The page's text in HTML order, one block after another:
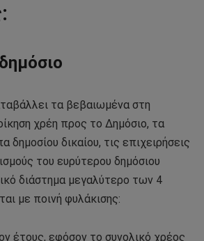
τα βεβαιωμένα στη
χρέη προς το Δημόσιο, τα
δημοσίου δικαίου, τις επιχειρήσεις
του ευρύτερου δημόσιου
διάστημα μεγαλύτερο των 4
με ποινή φυλάκισης:
έτους, εφόσον το συνολικό χρέος